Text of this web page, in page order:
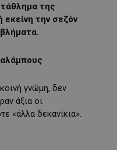
της
την σεζόν
γνώμη, δεν
άξια οι
«άλλα δεκανίκια».